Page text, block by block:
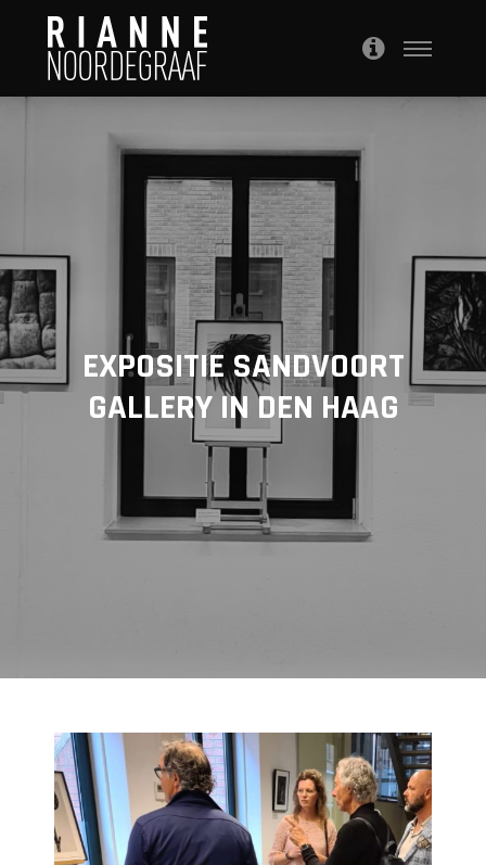
EXPOSITIE SANDVOORT
GALLERY IN DEN HAAG